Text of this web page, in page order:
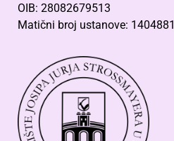
OIB: 28082679513
Matični broj ustanove: 1404881